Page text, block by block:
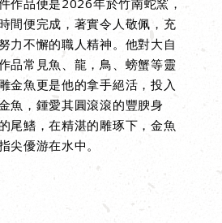
間便完成，著實令人敬佩，充
力不懈的職人精神。他對大自
品常見魚、龍，鳥、螃蟹等靈
金魚更是他的拿手絕活，投入
魚， 鍾愛其圓滾滾的豐腴身
尾鰭 ，在精湛的雕琢下 ，金魚
尖優游在水中。